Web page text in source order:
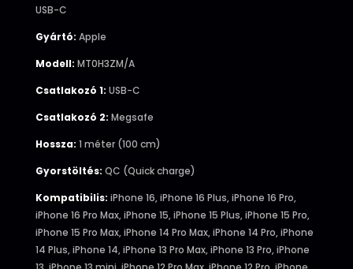
USB-C
Gyártó: Apple
Modell: MT0H3ZM/A
Csatlakozó 1: USB-C
Csatlakozó 2: Megsafe
Hossza: 1 méter (100 cm)
Gyorstöltés: QC (Quick charge)
Kompatibilis: iPhone 16, iPhone 16 Plus, iPhone 16 Pro,
iPhone 16 Pro Max, iPhone 15, iPhone 15 Plus, iPhone 15 Pro,
iPhone 15 Pro Max, iPhone 14 Pro Max, iPhone 14 Pro, iPhone
14 Plus, iPhone 14, iPhone 13 Pro Max, iPhone 13 Pro, iPhone